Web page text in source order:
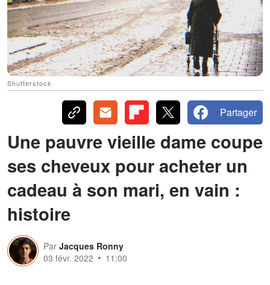
Shutterstock
Partager
Une pauvre vieille dame coupe
ses cheveux pour acheter un
cadeau à son mari, en vain :
histoire
Par Jacques Ronny
03 févr. 2022
11:00